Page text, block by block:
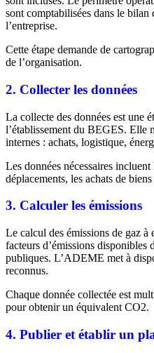
sont comptabilisées dans le bilan
l’entreprise.
Cette étape demande de
de l’organisation.
2. Collecter les données
La collecte des données est une
l’établissement du BEGES. Elle
internes : achats, logistique,
Les données nécessaires
déplacements, les achats de
3. Calculer les émissions
Le calcul des émissions de gaz à
facteurs d’émissions disponibles
publiques. L’ADEME met à
reconnus.
Chaque donnée collectée est
pour obtenir un équivalent CO2.
4. Publier et établir un